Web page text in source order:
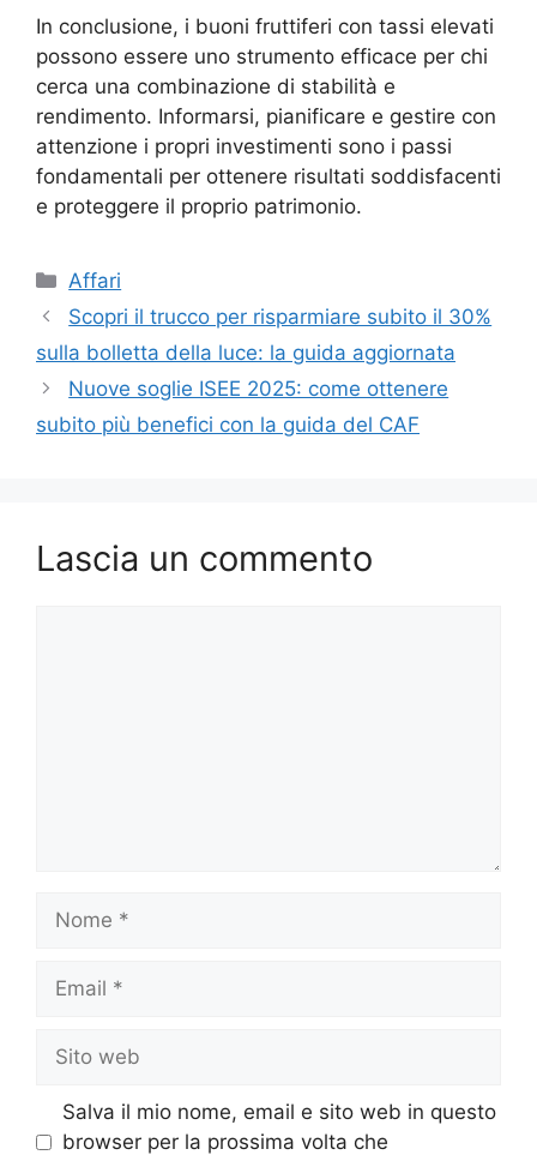
In conclusione, i buoni fruttiferi con tassi elevati
possono essere uno strumento efficace per chi
cerca una combinazione di stabilità e
rendimento. Informarsi, pianificare e gestire con
attenzione i propri investimenti sono i passi
fondamentali per ottenere risultati soddisfacenti
e proteggere il proprio patrimonio.
Categorie
Affari
Scopri il trucco per risparmiare subito il 30%
sulla bolletta della luce: la guida aggiornata
Nuove soglie ISEE 2025: come ottenere
subito più benefici con la guida del CAF
Lascia un commento
web
Salva il mio nome, email e sito web in questo
browser per la prossima volta che